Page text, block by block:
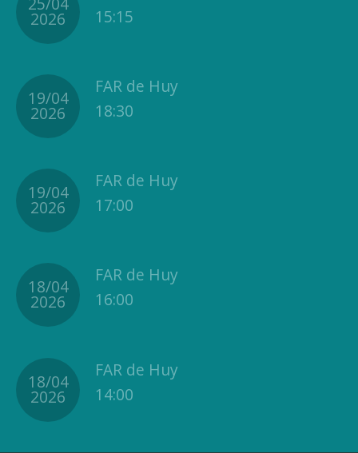
2026
15:15
19/04
2026
FAR de Huy
18:30
19/04
2026
FAR de Huy
17:00
18/04
2026
FAR de Huy
16:00
18/04
2026
FAR de Huy
14:00